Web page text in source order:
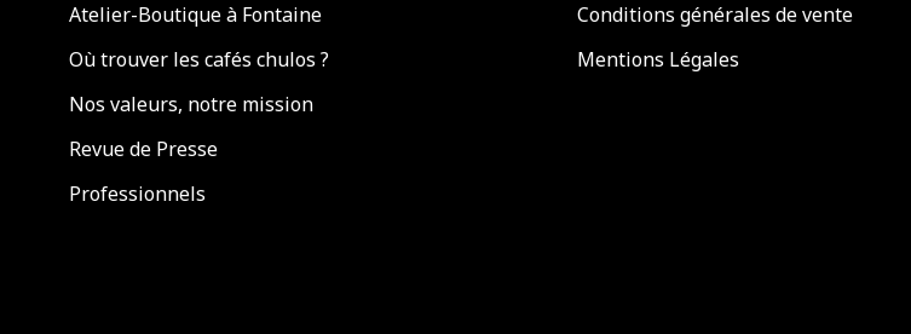
Atelier-Boutique à Fontaine
Où trouver les cafés chulos ?
Nos valeurs, notre mission
Revue de Presse
Professionnels
Conditions générales de vente
Mentions Légales